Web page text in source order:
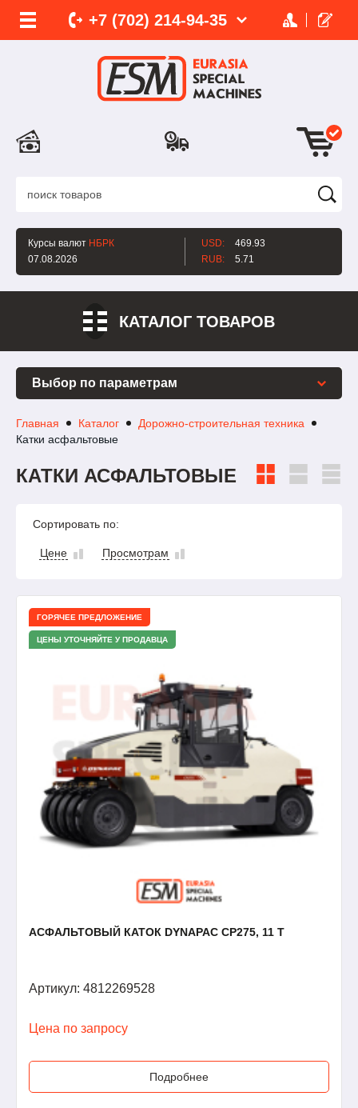
+7 (702) 214-94-35
Курсы валют НБРК
07.08.2026
USD:
469.93
RUB:
5.71
КАТАЛОГ ТОВАРОВ
Выбор по параметрам
Главная Каталог
Дорожно-строительная техника
Катки асфальтовые
КАТКИ АСФАЛЬТОВЫЕ
Сортировать по:
Цене Просмотрам
ГОРЯЧЕЕ ПРЕДЛОЖЕНИЕ
ЦЕНЫ УТОЧНЯЙТЕ У ПРОДАВЦА
АСФАЛЬТОВЫЙ КАТОК DYNAPAC CP275, 11 Т
Артикул: 4812269528
Цена по запросу
Подробнее